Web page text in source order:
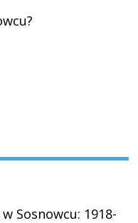
Sosnowcu: 1918-